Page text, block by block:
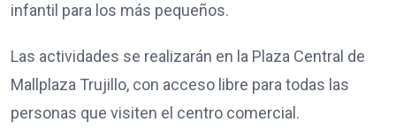
infantil para los más pequeños.
Las actividades se realizarán en la Plaza Central de
Mallplaza Trujillo, con acceso libre para todas las
personas que visiten el centro comercial.